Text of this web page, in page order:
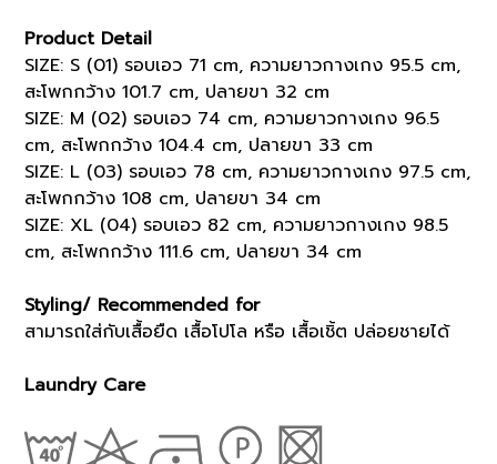
Product Detail
SIZE: S (01) รอบเอว 71 cm, ความยาวกางเกง 95.5 cm,
สะโพกกว้าง 101.7 cm, ปลายขา 32 cm
SIZE: M (02) รอบเอว 74 cm, ความยาวกางเกง 96.5
cm, สะโพกกว้าง 104.4 cm, ปลายขา 33 cm
SIZE: L (03) รอบเอว 78 cm, ความยาวกางเกง 97.5 cm,
สะโพกกว้าง 108 cm, ปลายขา 34 cm
SIZE: XL (04) รอบเอว 82 cm, ความยาวกางเกง 98.5
cm, สะโพกกว้าง 111.6 cm, ปลายขา 34 cm
Styling/ Recommended for
สามารถใส่กับเสื้อยืด เสื้อโปโล หรือ เสื้อเชิ้ต ปล่อยชายได้
Laundry Care